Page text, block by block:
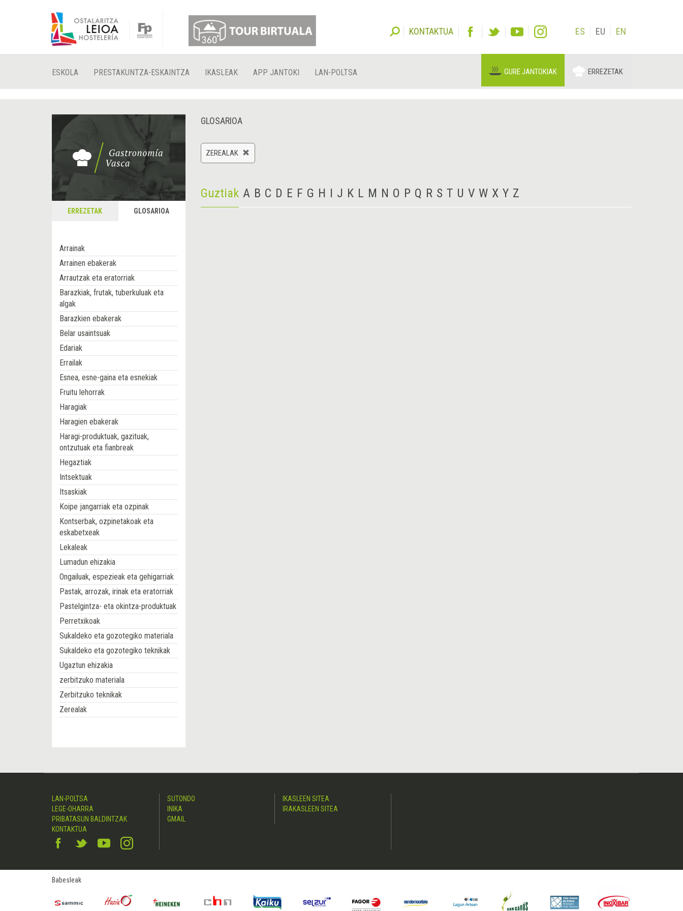
KONTAKTUA ES EU EN
ESKOLA PRESTAKUNTZA-ESKAINTZA IKASLEAK APP JANTOKI LAN-POLTSA GURE JANTOKIAK ERREZETAK
ERREZETAK GLOSARIOA
Arrainak
Arrainen ebakerak
Arrautzak eta eratorriak
Barazkiak, frutak, tuberkuluak eta
algak
Barazkien ebakerak
Belar usaintsuak
Edariak
Errailak
Esnea, esne-gaina eta esnekiak
Fruitu lehorrak
Haragiak
Haragien ebakerak
Haragi-produktuak, gazituak,
ontzutuak eta fianbreak
Hegaztiak
Intsektuak
Itsaskiak
Koipe jangarriak eta ozpinak
Kontserbak, ozpinetakoak eta
eskabetxeak
Lekaleak
Lumadun ehizakia
Ongailuak, espezieak eta gehigarriak
Pastak, arrozak, irinak eta eratorriak
Pastelgintza- eta okintza-produktuak
Perretxikoak
Sukaldeko eta gozotegiko materiala
Sukaldeko eta gozotegiko teknikak
Ugaztun ehizakia
zerbitzuko materiala
Zerbitzuko teknikak
Zerealak
GLOSARIOA
ZEREALAK
Guztiak A B C D E F G H I J K L M N O P Q R S T U V W X Y Z
LAN-POLTSA
LEGE-OHARRA
PRIBATASUN BALDINTZAK
KONTAKTUA
SUTONDO
INIKA
GMAIL
IKASLEEN SITEA
IRAKASLEEN SITEA
Babesleak